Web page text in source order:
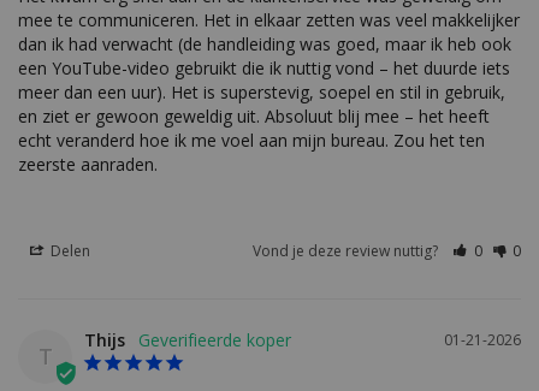
mee te communiceren. Het in elkaar zetten was veel makkelijker
dan ik had verwacht (de handleiding was goed, maar ik heb ook
een YouTube-video gebruikt die ik nuttig vond – het duurde iets
meer dan een uur). Het is superstevig, soepel en stil in gebruik,
en ziet er gewoon geweldig uit. Absoluut blij mee – het heeft
echt veranderd hoe ik me voel aan mijn bureau. Zou het ten
zeerste aanraden.
Delen Vond je deze review nuttig? 0 0
T
01-21-2026
Thijs